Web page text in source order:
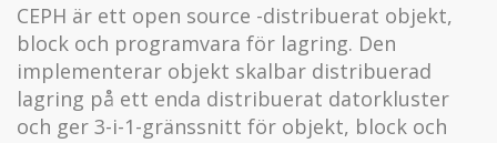
CEPH är ett open source -distribuerat objekt,
block och programvara för lagring. Den
implementerar objekt skalbar distribuerad
lagring på ett enda distribuerat datorkluster
och ger 3-i-1-gränssnitt för objekt, block och